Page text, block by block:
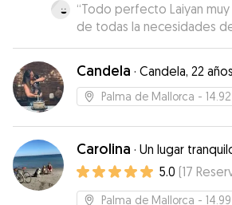
“Todo perfecto Laiyan
de todas la necesidades
Candela · Candela, 22 años
Palma de Mallorca -
Carolina · Un lugar
5.0 (17
Palma de Mallorca -